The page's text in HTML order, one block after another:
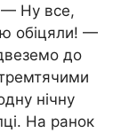
— Ну все,
обіцяли! —
до
нічну
На ранок